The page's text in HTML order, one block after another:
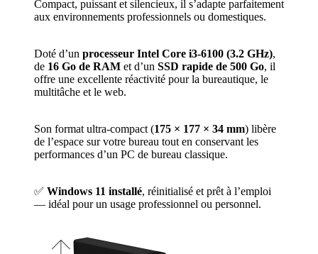
Compact, puissant et silencieux, il s’adapte parfaitement
aux environnements professionnels ou domestiques.
Doté d’un processeur Intel Core i3-6100 (3.2 GHz),
de 16 Go de RAM et d’un SSD rapide de 500 Go, il
offre une excellente réactivité pour la bureautique, le
multitâche et le web.
Son format ultra-compact (175 × 177 × 34 mm) libère
de l’espace sur votre bureau tout en conservant les
performances d’un PC de bureau classique.
✅ Windows 11 installé, réinitialisé et prêt à l’emploi
— idéal pour un usage professionnel ou personnel.